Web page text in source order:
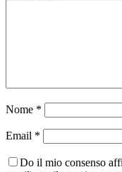
Nome *
Email *
Do il mio consenso